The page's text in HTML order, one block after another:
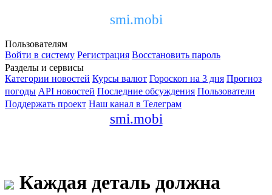
smi.mobi
Пользователям
Войти в систему Регистрация Восстановить пароль
Разделы и сервисы
Категории новостей Курсы валют Гороскоп на 3 дня Прогноз
погоды API новостей Последние обсуждения Пользователи
Поддержать проект Наш канал в Телеграм
smi.mobi
Каждая деталь должна